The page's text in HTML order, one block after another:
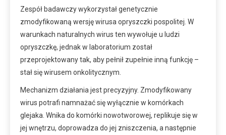
Zespół badawczy wykorzystał genetycznie
zmodyfikowaną wersję wirusa opryszczki pospolitej. W
warunkach naturalnych wirus ten wywołuje u ludzi
opryszczkę, jednak w laboratorium został
przeprojektowany tak, aby pełnił zupełnie inną funkcję –
stał się wirusem onkolitycznym.
Mechanizm działania jest precyzyjny. Zmodyfikowany
wirus potrafi namnażać się wyłącznie w komórkach
glejaka. Wnika do komórki nowotworowej, replikuje się w
jej wnętrzu, doprowadza do jej zniszczenia, a następnie